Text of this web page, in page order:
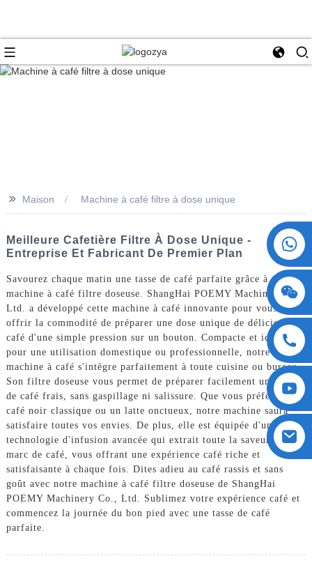
+86 15730993174
>> Maison Machine à café filtre à dose unique
Meilleure Cafetière Filtre À Dose Unique -
Entreprise Et Fabricant De Premier Plan
Savourez chaque matin une tasse de café parfaite grâce à notre
machine à café filtre doseuse. ShangHai POEMY Machinery Co.,
Ltd. a développé cette machine à café innovante pour vous
offrir la commodité de préparer une dose unique de délicieux
café d'une simple pression sur un bouton. Compacte et idéale
pour une utilisation domestique ou professionnelle, notre
machine à café s'intègre parfaitement à toute cuisine ou bureau.
Son filtre doseuse vous permet de préparer facilement une tasse
de café frais, sans gaspillage ni salissure. Que vous préfériez un
café noir classique ou un latte onctueux, notre machine saura
satisfaire toutes vos envies. De plus, elle est équipée d'une
technologie d'infusion avancée qui extrait toute la saveur du
marc de café, vous offrant une expérience café riche et
satisfaisante à chaque fois. Dites adieu au café rassis et sans
goût avec notre machine à café filtre doseuse de ShangHai
POEMY Machinery Co., Ltd. Sublimez votre expérience café et
commencez la journée du bon pied avec une tasse de café
parfaite.